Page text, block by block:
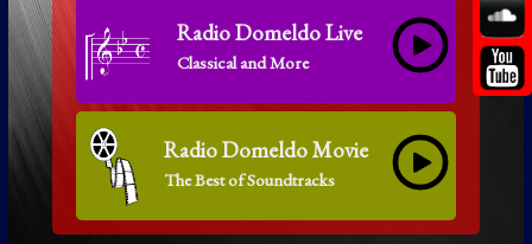
Radio Domeldo Live
Classical and More
Radio Domeldo Movie
The Best of Soundtracks